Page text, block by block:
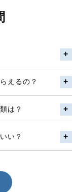
えるの？
は？
い？